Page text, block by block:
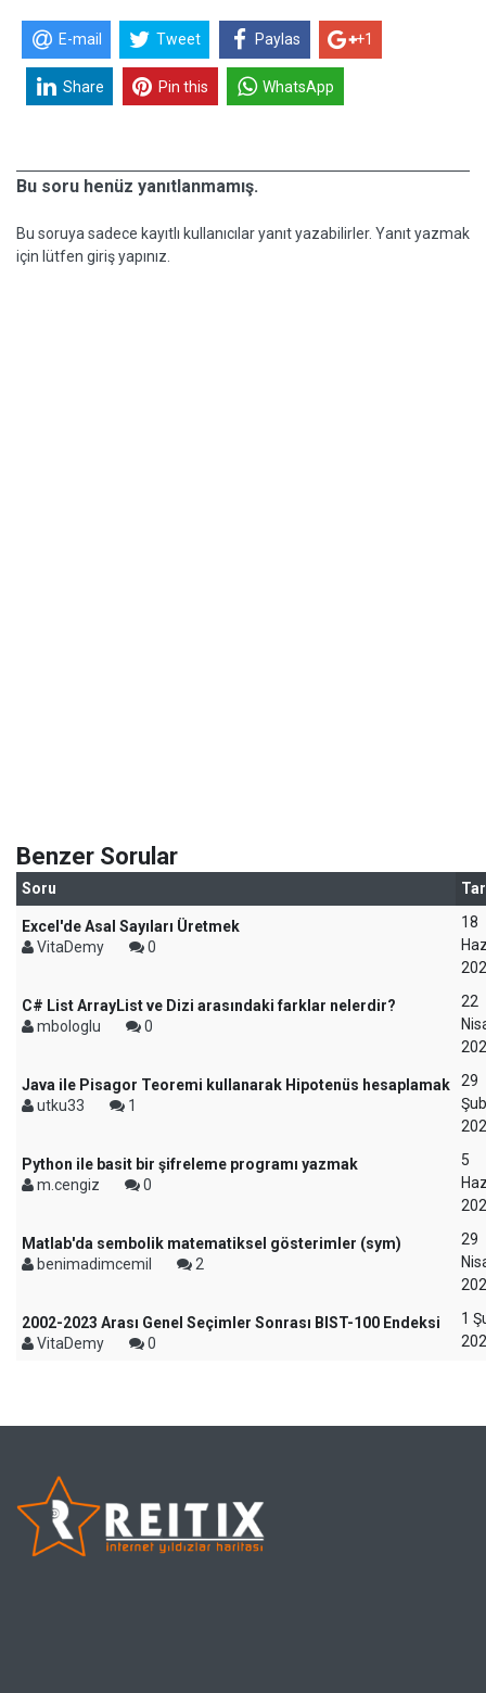
E-mail Tweet Paylas +1
Share Pin this WhatsApp
Bu soru henüz yanıtlanmamış.
Bu soruya sadece kayıtlı kullanıcılar yanıt yazabilirler. Yanıt yazmak
için lütfen giriş yapınız.
Benzer Sorular
Soru
Excel'de Asal Sayıları Üretmek
VitaDemy
0
18
C# List ArrayList ve Dizi arasındaki farklar nelerdir?
mbologlu
0
22
Java ile Pisagor Teoremi kullanarak Hipotenüs hesaplamak
utku33
1
29
Python ile basit bir şifreleme programı yazmak
m.cengiz
0
5
Matlab'da sembolik matematiksel gösterimler (sym)
benimadimcemil
2
29
2002-2023 Arası Genel Seçimler Sonrası BIST-100 Endeksi
VitaDemy
0
1